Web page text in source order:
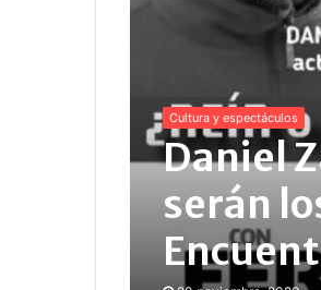
Cultura y espectáculos
Daniel
serán